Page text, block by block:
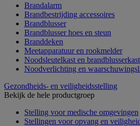
Brandalarm
Brandbestrijding accessoires
Brandblusser
Brandblusser hoes en steun
Branddeken
Meetapparatuur en rookmelder
Noodsleutelkast en brandblusserkast
Noodverlichting en
Gezondheids- en veiligheidsstelling
Bekijk de hele productgroep
Stelling voor medische omgevingen
Stellingen voor opvang en